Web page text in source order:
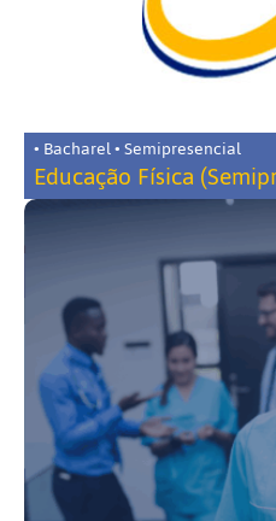
• Bacharel • Semipresencial
Educação Física